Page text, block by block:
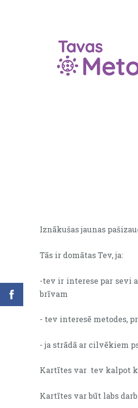
Iznākušas jaunas
Tās ir domātas Tev, ja:
-tev ir interese par sevi
brīvam
- tev interesē metodes,
- ja strādā ar cilvēkiem
Kartītes var tev kalpot
Kartītes var būt labs